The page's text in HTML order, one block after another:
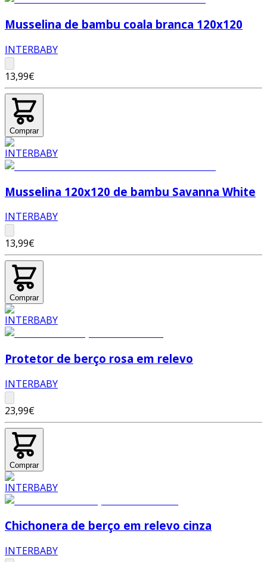
Musselina de bambu coala branca 120x120
INTERBABY
13,99€
Comprar
Musselina 120x120 de bambu Savanna White
INTERBABY
13,99€
Comprar
Protetor de berço rosa em relevo
INTERBABY
23,99€
Comprar
Chichonera de berço em relevo cinza
INTERBABY